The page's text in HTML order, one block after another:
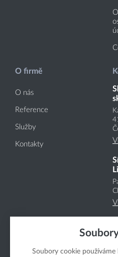
O firmě
O nás
Reference
Služby
Kontakty
Soubory cookie používáme